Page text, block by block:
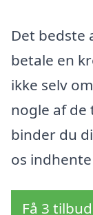
Det bedste
betale en
ikke selv
nogle af de
binder du
os
Få 3